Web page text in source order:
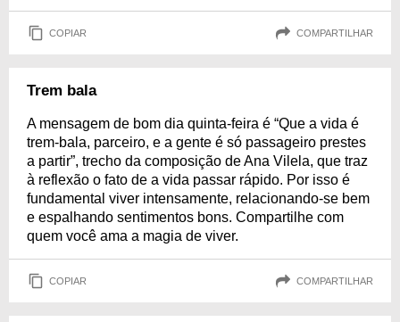
COPIAR COMPARTILHAR
Trem bala
A mensagem de bom dia quinta-feira é “Que a vida é
trem-bala, parceiro, e a gente é só passageiro prestes
a partir”, trecho da composição de Ana Vilela, que traz
à reflexão o fato de a vida passar rápido. Por isso é
fundamental viver intensamente, relacionando-se bem
e espalhando sentimentos bons. Compartilhe com
quem você ama a magia de viver.
COPIAR COMPARTILHAR